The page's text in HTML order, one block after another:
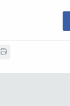
Twitter
por Linkedin
por whatsapp
Imprimir